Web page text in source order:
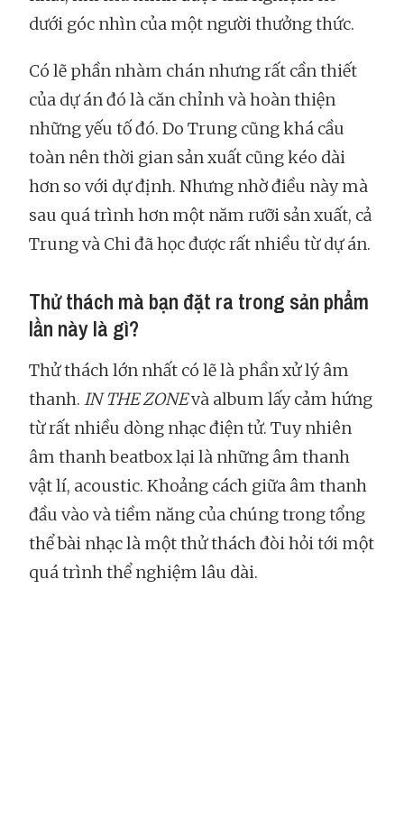
dưới góc nhìn của một người thưởng thức.
Có lẽ phần nhàm chán nhưng rất cần thiết
của dự án đó là căn chỉnh và hoàn thiện
những yếu tố đó. Do Trung cũng khá cầu
toàn nên thời gian sản xuất cũng kéo dài
hơn so với dự định. Nhưng nhờ điều này mà
sau quá trình hơn một năm rưỡi sản xuất, cả
Trung và Chi đã học được rất nhiều từ dự án.
Thử thách mà bạn đặt ra trong sản phẩm
lần này là gì?
Thử thách lớn nhất có lẽ là phần xử lý âm
thanh. IN THE ZONEvà album lấy cảm hứng
từ rất nhiều dòng nhạc điện tử. Tuy nhiên
âm thanh beatbox lại là những âm thanh
vật lí, acoustic. Khoảng cách giữa âm thanh
đầu vào và tiềm năng của chúng trong tổng
thể bài nhạc là một thử thách đòi hỏi tới một
quá trình thể nghiệm lâu dài.